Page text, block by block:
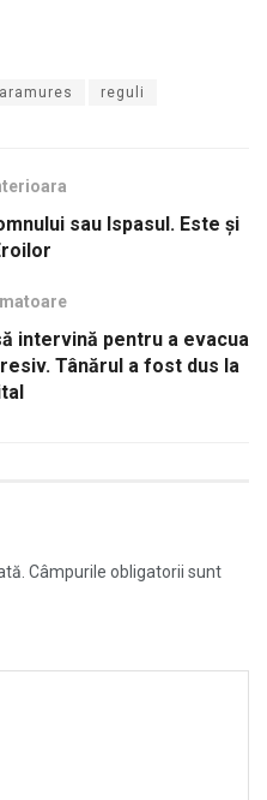
reguli
sau Ispasul. Este şi
intervină pentru a evacua
Tânărul a fost dus la
Câmpurile obligatorii sunt